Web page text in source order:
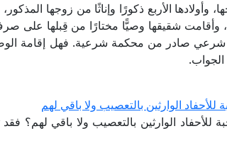
وأولادها الأربع ذكورًا وإناثًا من زوجها
وأقامت شقيقها وصيًّا مختارًا من قِبلها على
صادر من محكمة شرعية. فهل إقامة
الجواب.
للأحفاد الوارثين بالتعصيب ولا باقي لهم
للأحفاد الوارثين بالتعصيب ولا باقي لهم؟